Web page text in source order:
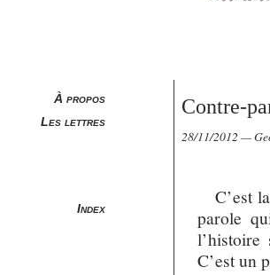
À propos
Les lettres
Index
Contre-
28/11/2012 —
C’est
parole
C’est un